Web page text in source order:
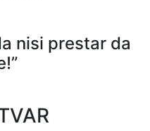
nisi prestar da